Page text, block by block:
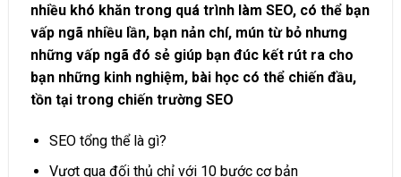
nhiều khó khăn trong quá trình làm SEO, có thể bạn
vấp ngã nhiều lần, bạn nản chí, mún từ bỏ nhưng
những vấp ngã đó sẻ giúp bạn đúc kết rút ra cho
bạn những kinh nghiệm, bài học có thể chiến đầu,
tồn tại trong chiến trường SEO
SEO tổng thể là gì?
Vượt qua đối thủ chỉ với 10 bước cơ bản